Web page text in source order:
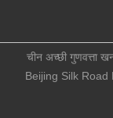
चीन अच्छी गुणवत्ता
Beijing Silk Road